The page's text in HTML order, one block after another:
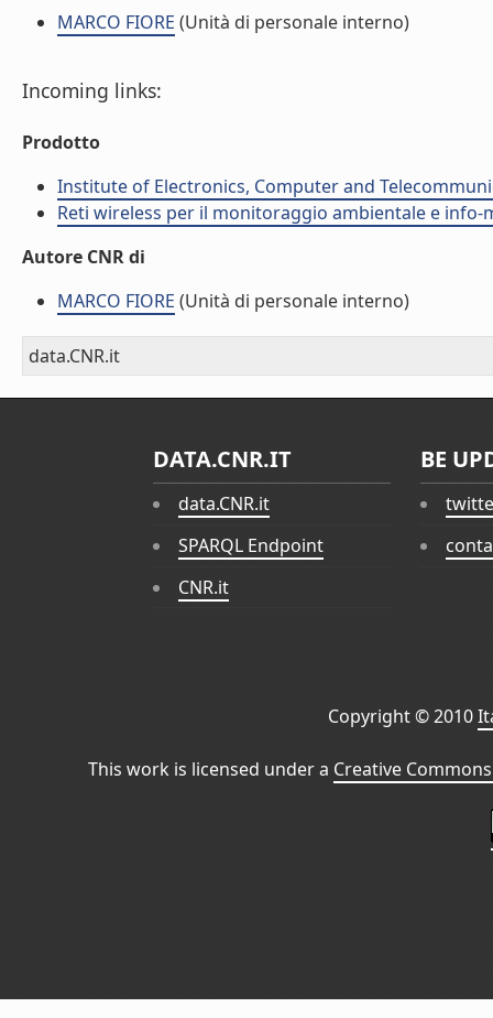
MARCO FIORE (Unità di personale interno)
Incoming links:
Prodotto
Institute of Electronics, Computer and
Reti wireless per il monitoraggio ambientale e info-
Autore CNR di
MARCO FIORE (Unità di personale interno)
data.CNR.it
DATA.CNR.IT
data.CNR.it
SPARQL Endpoint
CNR.it
BE
Copyright © 2010
This work is licensed under a Creative